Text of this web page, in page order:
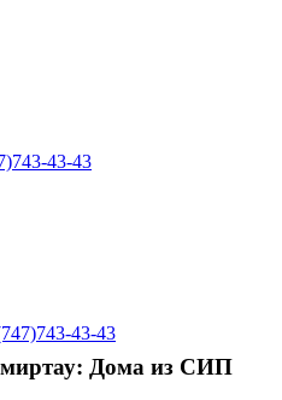
43-43
43-43
Дома из СИП